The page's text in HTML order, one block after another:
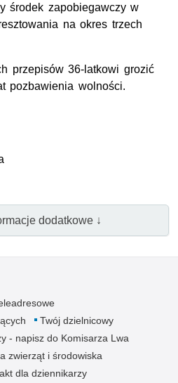
środek zapobiegawczy w
na okres trzech
przepisów 36-latkowi grozić
pozbawienia wolności.
dodatkowe ↓
Twój dzielnicowy
- napisz do Komisarza Lwa
zwierząt i środowiska
dla dziennikarzy